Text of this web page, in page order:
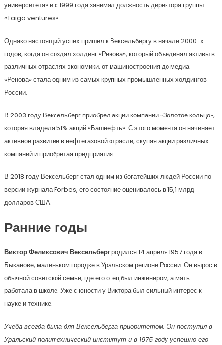
университета» и с 1999 года занимал должность директора группы
«Taiga ventures».
Однако настоящий успех пришел к Вексельбергу в начале 2000-х
годов, когда он создал холдинг «Ренова», который объединял активы в
различных отраслях экономики, от машиностроения до медиа.
«Ренова» стала одним из самых крупных промышленных холдингов
России.
В 2003 году Вексельберг приобрел акции компании «Золотое кольцо»,
которая владела 51% акций «Башнефть». С этого момента он начинает
активное развитие в нефтегазовой отрасли, скупая акции различных
компаний и приобретая предприятия.
В 2018 году Вексельберг стал одним из богатейших людей России по
версии журнала Forbes, его состояние оценивалось в 15,1 млрд
долларов США.
Ранние годы
Виктор Феликсович Вексельбергродился 14 апреля 1957 года в
Быканове, маленьком городке в Уральском регионе России. Он вырос в
обычной советской семье, где его отец был инженером, а мать
работала в школе. Уже с юности у Виктора был сильный интерес к
науке и технике.
Учеба всегда была для Вексельберга приоритетом. Он поступил в
Уральский политехнический институт и в 1975 году успешно его